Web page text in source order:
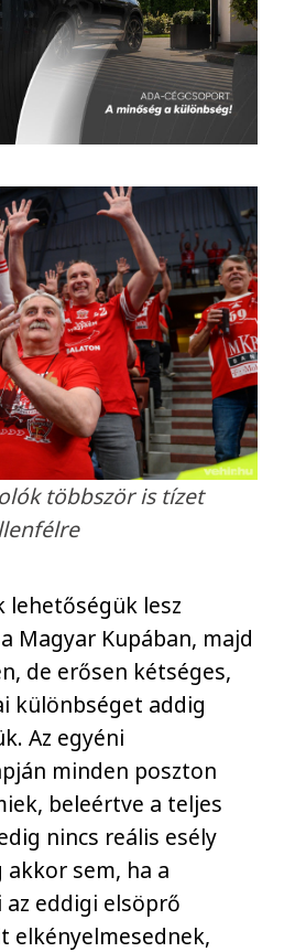
többször is tízet
lehetőségük lesz
Magyar Kupában, majd
de erősen kétséges,
különbséget addig
Az egyéni
minden poszton
beleértve a teljes
nincs reális esély
sem, ha a
eddigi elsöprő
elkényelmesednek,